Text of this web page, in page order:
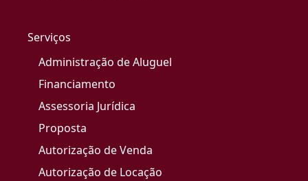
Serviços
Administração de Aluguel
Financiamento
Assessoria Jurídica
Proposta
Autorização de Venda
Autorização de Locação